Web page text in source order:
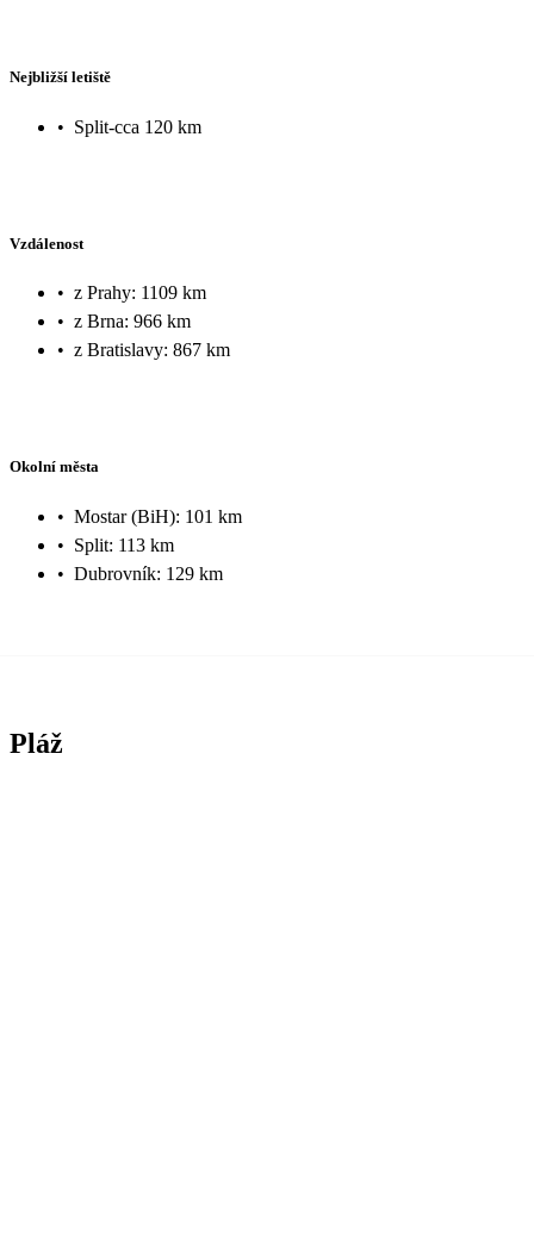
Nejbližší letiště
• Split-cca 120 km
Vzdálenost
• z Prahy: 1109 km
• z Brna: 966 km
• z Bratislavy: 867 km
Okolní města
• Mostar (BiH): 101 km
• Split: 113 km
• Dubrovník: 129 km
Pláž